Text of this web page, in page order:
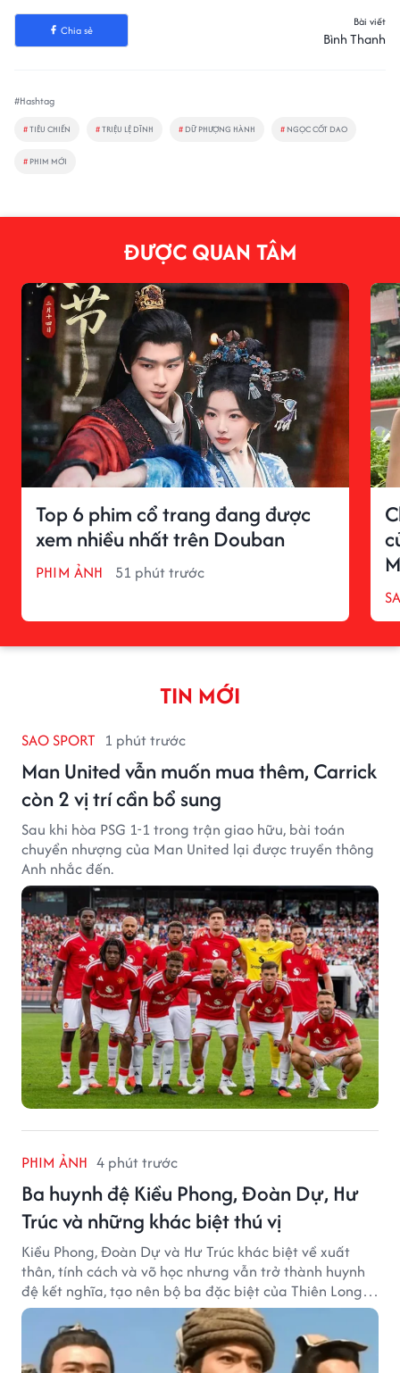
Chia sẻ
Bài viết
Bình Thanh
#Hashtag
#TIÊU CHIẾN #TRIỆU LỆ DĨNH # DỮ PHƯỢNG HÀNH # NGỌC CỐT DAO
# PHIM MỚI
ĐƯỢC QUAN TÂM
Top 6 phim cổ trang đang được
xem nhiều nhất trên Douban
PHIM ẢNH 51 phút trước
TIN MỚI
SAO SPORT 1 phút trước
Man United vẫn muốn mua thêm, Carrick
còn 2 vị trí cần bổ sung
Sau khi hòa PSG 1-1 trong trận giao hữu, bài toán
chuyển nhượng của Man United lại được truyền thông
Anh nhắc đến.
PHIM ẢNH 4 phút trước
Ba huynh đệ Kiều Phong, Đoàn Dự, Hư
Trúc và những khác biệt thú vị
Kiều Phong, Đoàn Dự và Hư Trúc khác biệt về xuất
thân, tính cách và võ học nhưng vẫn trở thành huynh
đệ kết nghĩa, tạo nên bộ ba đặc biệt của Thiên Long
Bát Bộ.